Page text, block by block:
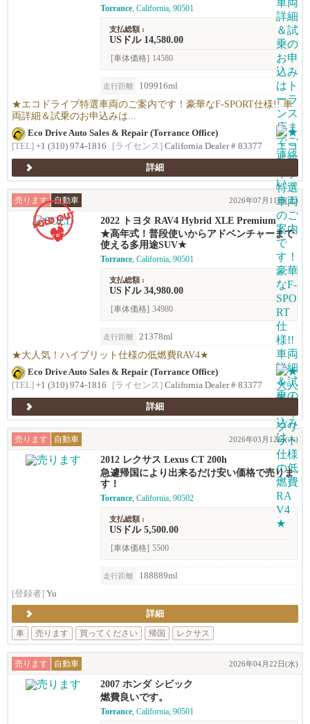
Torrance, California, 90501
支払総額 :
USドル 14,580.00
[車体価格] 14580
走行距離 109916ml
★エコドライブ特選車両のご案内です！豪華なF-SPORT仕様!! 車
両詳細＆試乗のお申込みは...
Eco Drive Auto Sales & Repair (Torrance Office)
[TEL] +1 (310) 974-1816 [ライセンス] California Dealer # 83377
詳細
売ります 自動車 2026年07月11日(土)
2022 トヨタ RAV4 Hybrid XLE Premium
★高年式！普段使いからアドベンチャーまで
使える多用途SUV★
Torrance, California, 90501
支払総額 :
USドル 34,980.00
[車体価格] 34980
走行距離 21378ml
★大人気！ハイブリット仕様の低燃費RAV4★
Eco Drive Auto Sales & Repair (Torrance Office)
[TEL] +1 (310) 974-1816 [ライセンス] California Dealer # 83377
詳細
売ります 自動車 2026年03月12日(木)
2012 レクサス Lexus CT 200h
急遽帰国により出来るだけ安い価格で売りま
す！
Torrance, California, 90502
支払総額 :
USドル 5,500.00
[車体価格] 5500
走行距離
188889ml
[登録者] Yu
詳細
車
売ります 買ってください 帰国 レクサス
売ります 自動車 2026年04月22日(水)
2007 ホンダ シビック
燃費良いです。
Torrance, California, 90501